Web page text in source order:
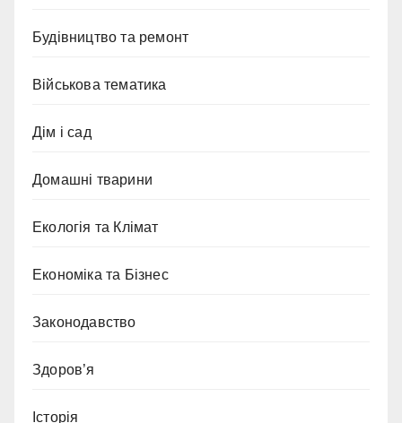
Будівництво та ремонт
Військова тематика
Дім і сад
Домашні тварини
Екологія та Клімат
Економіка та Бізнес
Законодавство
Здоров’я
Історія